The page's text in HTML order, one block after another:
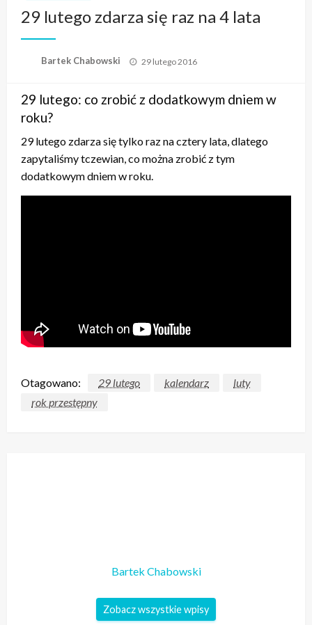
29 lutego zdarza się raz na 4 lata
Bartek Chabowski
Opublikowane
29 lutego 2016
29 lutego: co zrobić z dodatkowym dniem w
roku?
29 lutego zdarza się tylko raz na cztery lata, dlatego
zapytaliśmy tczewian, co można zrobić z tym
dodatkowym dniem w roku.
Otagowano: 29 lutego kalendarz
luty
rok przestępny
Bartek Chabowski
Zobacz wszystkie wpisy